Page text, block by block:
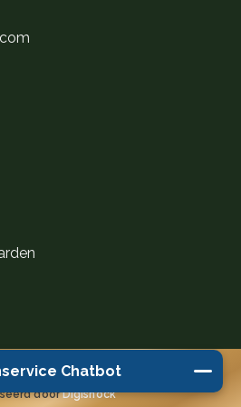
Gift Group B.V. © Alle rechten
doorDigishock
Chatbot